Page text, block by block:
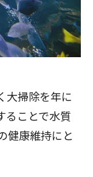
大掃除を年に
ることで水質
健康維持にと